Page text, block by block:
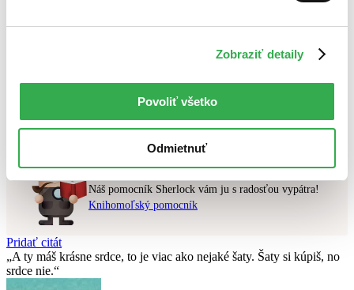
Zobraziť detaily
Povoliť všetko
Odmietnuť
vyhovujúci zadaným podmienkam.
Skúste prosím zmeniť vyhľadávaný výraz.
Chcete poradiť knihu?
Náš pomocník Sherlock vám ju s radosťou vypátra!
Knihomoľský pomocník
Pridať citát
A ty máš krásne srdce, to je viac ako nejaké šaty. Šaty si kúpiš, no
srdce nie.